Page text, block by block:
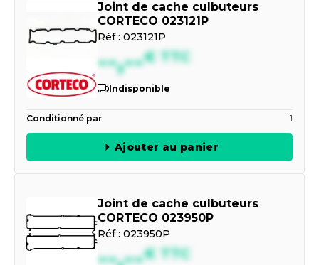
Joint de cache culbuteurs
CORTECO 023121P
Réf : 023121P
--,--€ TTC
Indisponible
Conditionné par 1
Ajouter au panier
Joint de cache culbuteurs
CORTECO 023950P
Réf : 023950P
--,--€ TTC